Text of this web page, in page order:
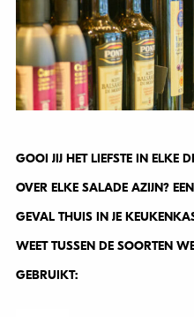
GOOI JIJ HET LIEFSTE IN ELKE
OVER ELKE SALADE AZIJN?
GEVAL THUIS IN JE
WEET TUSSEN DE SOORTEN
GEBRUIKT: